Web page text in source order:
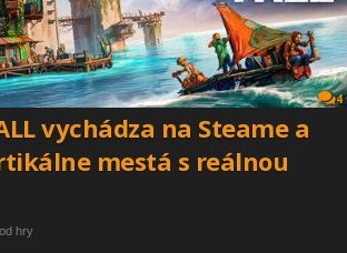
4
vychádza na Steame a
mestá s reálnou
hry